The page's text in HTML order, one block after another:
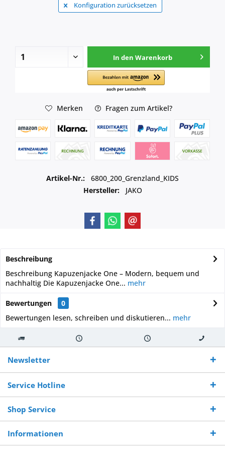
Konfiguration zurücksetzen
In den Warenkorb
Merken Fragen zum Artikel?
Artikel-Nr.:
6800_200_Grenzland_KIDS
Hersteller:
JAKO
Beschreibung
Beschreibung Kapuzenjacke One – Modern, bequem und
nachhaltig Die Kapuzenjacke One... mehr
Bewertungen
0
Bewertungen lesen, schreiben und diskutieren... mehr
Kostenloser
Versand ab €
250,-
Versand innerhalb von Versand von So erreichen
Sie uns 0160
970 511 90
Newsletter
Service Hotline
Shop Service
Informationen